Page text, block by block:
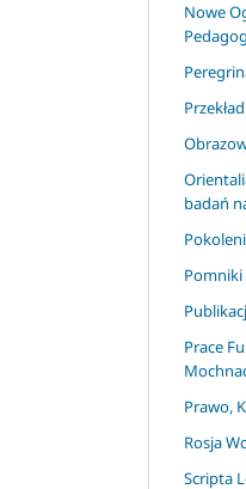
Nowe
badań
Pomniki
Prace
Prawo,
Rosja
Scripta